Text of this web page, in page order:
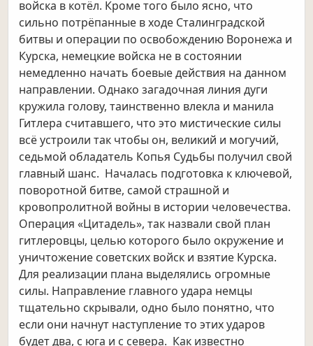
войска в котёл. Кроме того было ясно, что
сильно потрёпанные в ходе Сталинградской
битвы и операции по освобождению Воронежа и
Курска, немецкие войска не в состоянии
немедленно начать боевые действия на данном
направлении. Однако загадочная линия дуги
кружила голову, таинственно влекла и манила
Гитлера считавшего, что это мистические силы
всё устроили так чтобы он, великий и могучий,
седьмой обладатель Копья Судьбы получил свой
главный шанс. Началась подготовка к ключевой,
поворотной битве, самой страшной и
кровопролитной войны в истории человечества.
Операция «Цитадель», так назвали свой план
гитлеровцы, целью которого было окружение и
уничтожение советских войск и взятие Курска.
Для реализации плана выделялись огромные
силы. Направление главного удара немцы
тщательно скрывали, одно было понятно, что
если они начнут наступление то этих ударов
будет два, с юга и с севера. Как известно